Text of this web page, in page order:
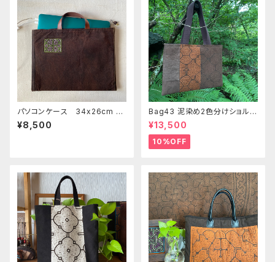
パソコンケース 34x26cm 泥
染め緑刺繍 シピボ族の泥染め
クラッチバッグ11
¥8,500
Bag43 泥染め2色分けショルダ
ーバッグ 37x27cm パソコン
バッグ シピボ族の泥染め
¥13,500
10%OFF